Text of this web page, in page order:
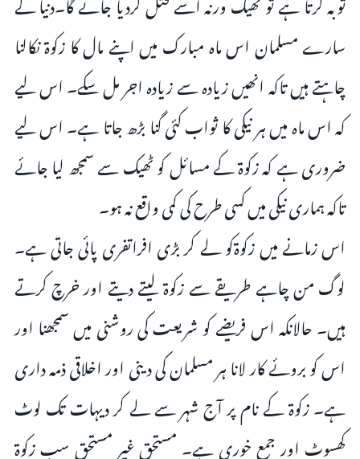
سارے مسلمان اس ماہ مبارک میں اپنے مال کا زکوۃ نکالنا
چاہتے ہیں تاکہ انھیں زیادہ سے زیادہ اجر مل سکے۔ اس لیے
کہ اس ماہ میں ہر نیکی کا ثواب کئی گنا بڑھ جاتا ہے۔ اس لیے
ضروری ہے کہ زکوۃ کے مسائل کو ٹھیک سے سمجھ لیا جائے
تاکہ ہماری نیکی میں کسی طرح کی کمی واقع نہ ہو۔
اس زمانے میں زکوۃکو لے کر بڑی افراتفری پائی جاتی ہے۔
لوگ من چاہے طریقے سے زکوۃ لیتے دیتے اور خرچ کرتے
ہیں۔ حالانکہ اس فریضے کو شریعت کی روشنی میں سمجھنا اور
اس کو بروئے کار لانا ہر مسلمان کی دینی اور اخلاقی ذمہ داری
ہے۔ زکوۃ کے نام پر آج شہر سے لے کر دیہات تک لوٹ
کھسوٹ اور جمع خوری ہے۔ مستحق غیر مستحق سب زکوۃ